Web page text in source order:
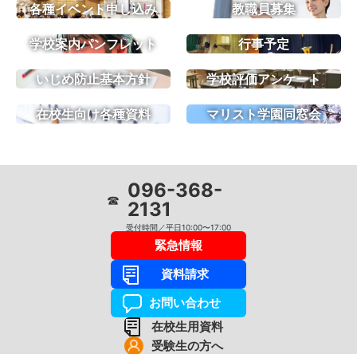
各種イベント申し込み 教職員募集
学校案内パンフレット 行事予定
いじめ防止基本方針 学校評価アンケート
在校生向け各種資料 マリスト学園同窓会
☎ 096-368-
2131
受付時間／平日10:00〜17:00
緊急情報
資料請求
お問い合わせ
在校生用資料
受験生の方へ